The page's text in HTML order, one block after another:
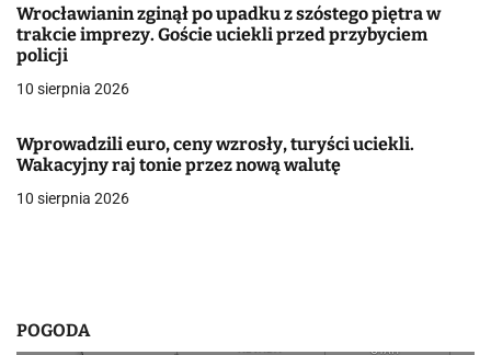
w
p
s
u
Wrocławianin zginął po upadku z szóstego piętra w
trakcie imprezy. Goście uciekli przed przybyciem
policji
10 sierpnia 2026
Wprowadzili euro, ceny wzrosły, turyści uciekli.
Wakacyjny raj tonie przez nową walutę
10 sierpnia 2026
POGODA